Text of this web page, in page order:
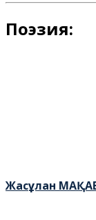
Поэзия:
Жасұлан